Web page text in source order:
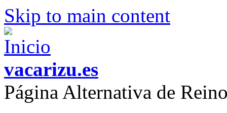
Skip to main content
vacarizu.es
Página Alternativa de